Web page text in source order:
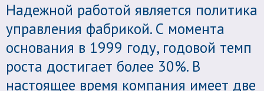
Надежной работой является политика
управления фабрикой. С момента
основания в 1999 году, годовой темп
роста достигает более 30%. В
настоящее время компания имеет две